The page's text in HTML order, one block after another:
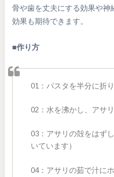
骨や歯を丈夫にする効果や神
効果も期待できます。
■作り方
01：パスタを半分に折
02：水を沸かし、アサ
03：アサリの殻をはず
いています）
04：アサリの茹で汁に